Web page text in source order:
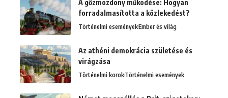
A gőzmozdony működése: Hogyan
forradalmasította a közlekedést?
Történelmi eseményekEmber és világ
Az athéni demokrácia születése és
virágzása
Történelmi korokTörténelmi események